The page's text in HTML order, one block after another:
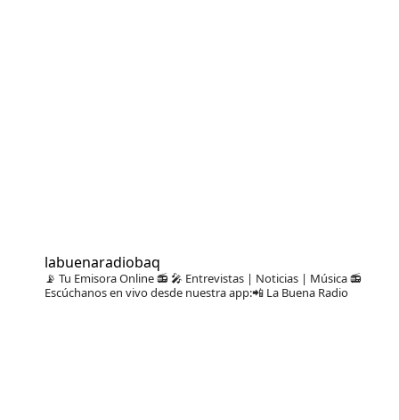
labuenaradiobaq
📡 Tu Emisora Online 📻🎤 Entrevistas | Noticias | Música📻
Escúchanos en vivo desde nuestra app:📲 La Buena Radio